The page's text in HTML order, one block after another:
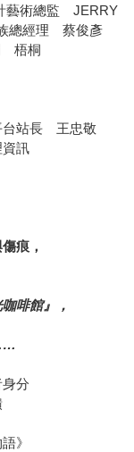
藝術總監 JERRY
總經理 蔡俊彥
梧桐
台站長 王忠敬
訊
痕，
啡館』，
分
》